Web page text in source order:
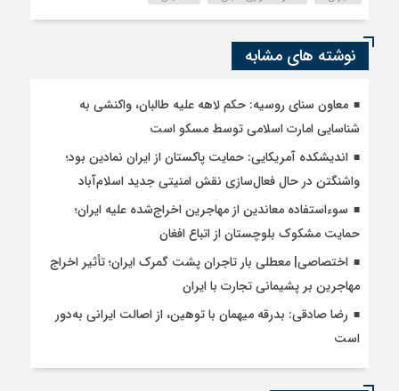
نوشته های مشابه
معاون سنای روسیه: حکم لاهه علیه طالبان، واکنشی به
شناسایی امارت اسلامی توسط مسکو است
اندیشکده آمریکایی: حمایت پاکستان از ایران نمادین بود؛
واشنگتن در حال فعال‌سازی نقش امنیتی جدید اسلام‌آباد
سوءاستفاده معاندین از مهاجرین اخراج‌شده علیه ایران؛
حمایت مشکوک بلوچستان از اتباع افغان
اختصاصی| معطلی بار تاجران پشت گمرک ایران؛ تأثیر اخراج
مهاجرین بر پشیمانی تجارت با ایران
رضا صادقی: بدرقه میهمان با توهین، از اصالت ایرانی به‌دور
است